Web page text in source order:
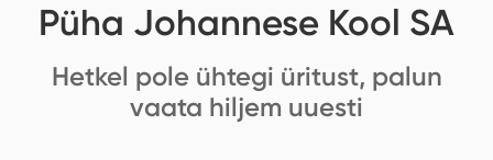
Püha Johannese Kool SA
Hetkel pole ühtegi üritust, palun
vaata hiljem uuesti